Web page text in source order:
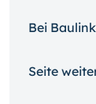
Bei
Seite